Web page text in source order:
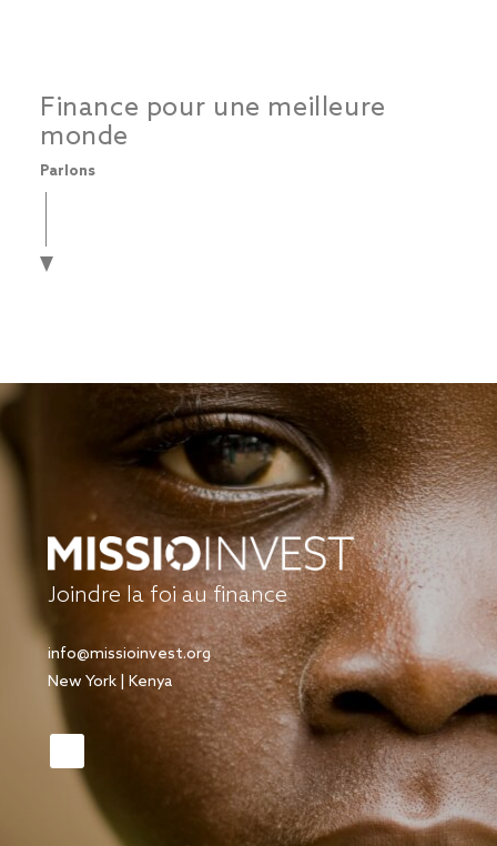
Finance pour une meilleure
monde
Parlons
Joindre la foi au finance
info@missioinvest.org
New York | Kenya